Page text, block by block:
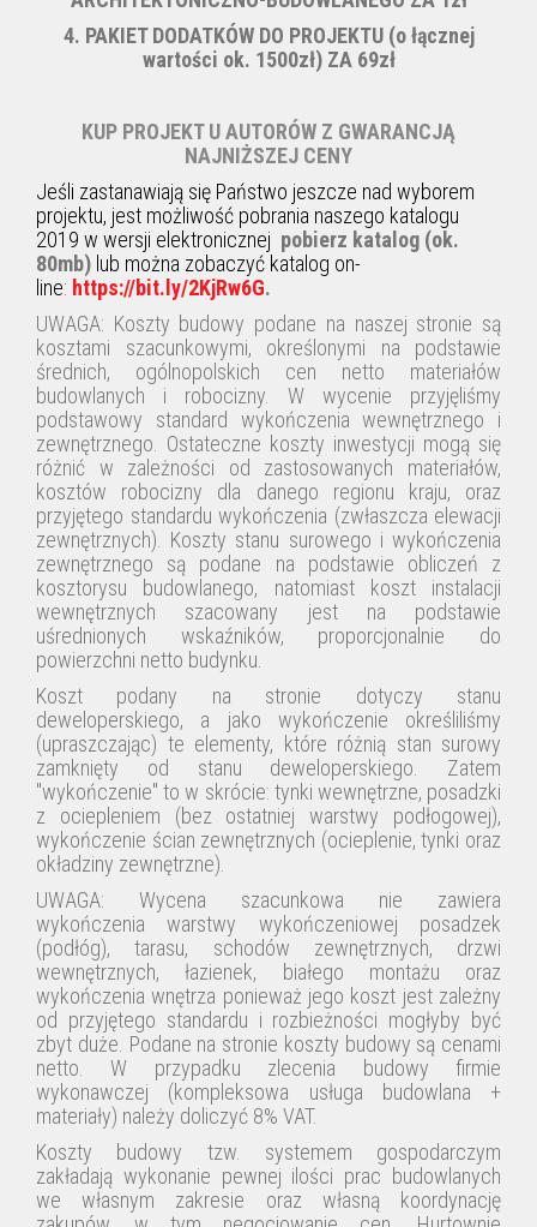
4. PAKIET DODATKÓW DO PROJEKTU (o łącznej
wartości ok. 1500zł) ZA 69zł
KUP PROJEKT U AUTORÓW Z GWARANCJĄ
NAJNIŻSZEJ CENY
Jeśli zastanawiają się Państwo jeszcze nad wyborem
projektu, jest możliwość pobrania naszego katalogu
2019 w wersji elektronicznej pobierz katalog (ok.
80mb) lub można zobaczyć katalog on-
line: https://bit.ly/2KjRw6G.
UWAGA: Koszty budowy podane na naszej stronie są
kosztami szacunkowymi, określonymi na podstawie
średnich, ogólnopolskich cen netto materiałów
budowlanych i robocizny. W wycenie przyjęliśmy
podstawowy standard wykończenia wewnętrznego i
zewnętrznego. Ostateczne koszty inwestycji mogą się
różnić w zależności od zastosowanych materiałów,
kosztów robocizny dla danego regionu kraju, oraz
przyjętego standardu wykończenia (zwłaszcza elewacji
zewnętrznych). Koszty stanu surowego i wykończenia
zewnętrznego są podane na podstawie obliczeń z
kosztorysu budowlanego, natomiast koszt instalacji
wewnętrznych szacowany jest na podstawie
uśrednionych wskaźników, proporcjonalnie do
powierzchni netto budynku.
Koszt podany na stronie dotyczy stanu
deweloperskiego, a jako wykończenie określiliśmy
(upraszczając) te elementy, które różnią stan surowy
zamknięty od stanu deweloperskiego. Zatem
"wykończenie"to w skrócie: tynki wewnętrzne, posadzki
z ociepleniem (bez ostatniej warstwy podłogowej),
wykończenie ścian zewnętrznych (ocieplenie, tynki oraz
okładziny zewnętrzne).
UWAGA: Wycena szacunkowa nie zawiera
wykończenia warstwy wykończeniowej posadzek
(podłóg), tarasu, schodów zewnętrznych, drzwi
wewnętrznych, łazienek, białego montażu oraz
wykończenia wnętrza ponieważ jego koszt jest zależny
od przyjętego standardu i rozbieżności mogłyby być
zbyt duże. Podane na stronie koszty budowy są cenami
netto. W przypadku zlecenia budowy firmie
wykonawczej (kompleksowa usługa budowlana +
materiały) należy doliczyć 8% VAT.
Koszty budowy tzw. systemem gospodarczym
zakładają wykonanie pewnej ilości prac budowlanych
we własnym zakresie oraz własną koordynację